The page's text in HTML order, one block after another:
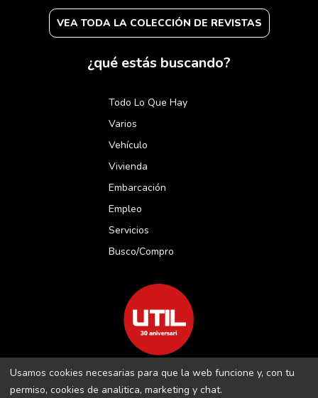
Usamos cookies necesarias para que la web funcione y, con tu
permiso, cookies de analitica, marketing y chat.
VEA TODA LA COLECCIÓN DE REVISTAS
¿qué estás buscando?
Todo Lo Que Hay
Varios
Vehículo
Vivienda
Embarcación
Empleo
Servicios
Busco/compro
REVISTA UTIL MENORCA S.L C/ BORJA MOLL, 18 · 07703 MAÓ-